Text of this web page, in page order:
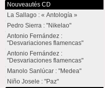
Nouveautés CD
La Sallago : « Antología »
Pedro Sierra : "Nikelao"
Antonio Fernández :
"Desvariaciones flamencas"
Antonio Fernández :
"Desvariaciones flamencas"
Manolo Sanlúcar : "Medea"
Niño Josele : "Paz"